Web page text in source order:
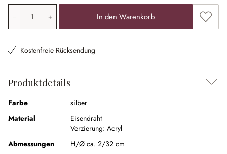
Produkt Anzahl: Gib den gewünschten Wert ein oder
In den Warenkorb Zum
Kostenfreie Rücksendung
Produktdetails
Farbe
silber
Material
Eisendraht
Verzierung: Acryl
Abmessungen
H/Ø ca. 2/32 cm